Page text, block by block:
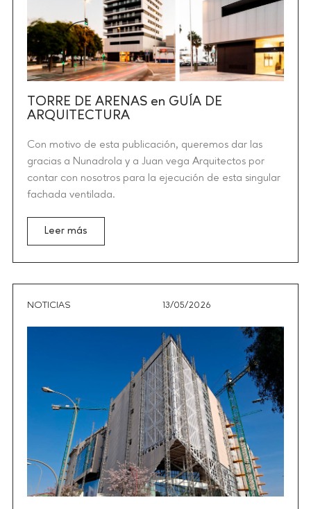
TORRE DE ARENAS en GUÍA DE
ARQUITECTURA
Con motivo de esta publicación, queremos dar las
gracias a Nunadrola y a Juan vega Arquitectos por
contar con nosotros para la ejecución de esta singular
fachada ventilada.
Leer más
NOTICIAS 13/05/2026